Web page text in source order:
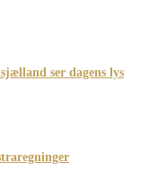
ser dagens lys